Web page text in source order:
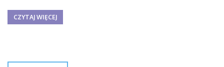
CZYTAJ WIĘCEJ